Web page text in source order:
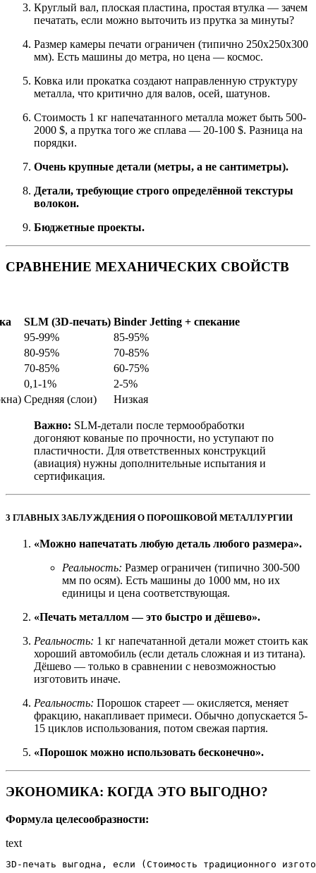
Круглый вал, плоская пластина, простая втулка — зачем
печатать, если можно выточить из прутка за минуты?
Размер камеры печати ограничен (типично 250x250x300
мм). Есть машины до метра, но цена — космос.
Ковка или прокатка создают направленную структуру
металла, что критично для валов, осей, шатунов.
Стоимость 1 кг напечатанного металла может быть 500-
2000 $, а прутка того же сплава — 20-100 $. Разница на
порядки.
Очень крупные детали (метры, а не сантиметры).
Детали, требующие строго определённой текстуры
волокон.
Бюджетные проекты.
СРАВНЕНИЕ МЕХАНИЧЕСКИХ СВОЙСТВ
SLM (3D-печать) Binder Jetting + спекание
95-99%
85-95%
80-95%
70-85%
70-85%
60-75%
0,1-1%
2-5%
Средняя (слои) Низкая
Важно: SLM-детали после термообработки
догоняют кованые по прочности, но уступают по
пластичности. Для ответственных конструкций
(авиация) нужны дополнительные испытания и
сертификация.
3 ГЛАВНЫХ ЗАБЛУЖДЕНИЯ О ПОРОШКОВОЙ МЕТАЛЛУРГИИ
«Можно напечатать любую деталь любого размера».
Реальность: Размер ограничен (типично 300-500
мм по осям). Есть машины до 1000 мм, но их
единицы и цена соответствующая.
«Печать металлом — это быстро и дёшево».
Реальность: 1 кг напечатанной детали может стоить как
хороший автомобиль (если деталь сложная и из титана).
Дёшево — только в сравнении с невозможностью
изготовить иначе.
Реальность: Порошок стареет — окисляется, меняет
фракцию, накапливает примеси. Обычно допускается 5-
15 циклов использования, потом свежая партия.
«Порошок можно использовать бесконечно».
ЭКОНОМИКА: КОГДА ЭТО ВЫГОДНО?
Формула целесообразности:
text
3D-печать выгодна, если (Стоимость традиционного